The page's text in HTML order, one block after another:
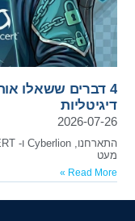
4 דברים ששאלו
דיגיטליות
2026-07-26
מעט
Read More »